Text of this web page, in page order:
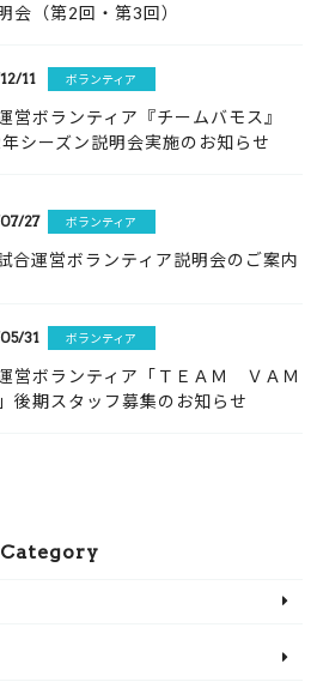
会（第2回・第3回）
11 ボランティア
営ボランティア『チームバモス』
シーズン説明会実施のお知らせ
27 ボランティア
合運営ボランティア説明会のご案内
31 ボランティア
営ボランティア「ＴＥＡＭ ＶＡＭ
後期スタッフ募集のお知らせ
Category